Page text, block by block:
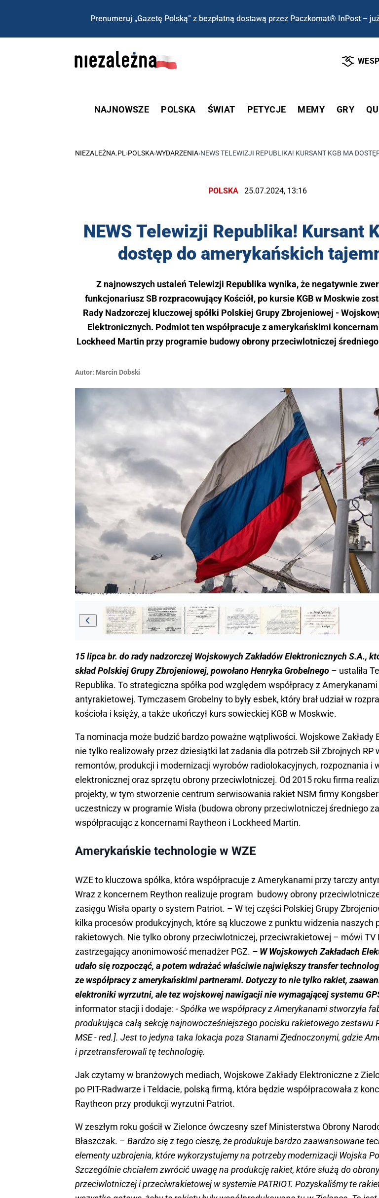
Prenumeruj „Gazetę Polską” z bezpłatną dostawą przez Paczkomat® InPost –
NAJNOWSZE POLSKA ŚWIAT PETYCJE MEMY GRY
NIEZALEŻNA.PL ›POLSKA›WYDARZENIA›NEWS TELEWIZJI REPUBLIKA! KURSANT KGB MA
POLSKA 25.07.2024, 13:16
NEWS Telewizji Republika! Kursant
dostęp do amerykańskich
Z najnowszych ustaleń Telewizji Republika wynika, że negatywnie
funkcjonariusz SB rozpracowujący Kościół, po kursie KGB w Moskwie
Rady Nadzorczej kluczowej spółki Polskiej Grupy Zbrojeniowej -
Elektronicznych. Podmiot ten współpracuje z amerykańskimi
Lockheed Martin przy programie budowy obrony przeciwlotniczej średniego
Autor: Marcin Dobski
Szykuje się powtórka z resetu?
15 lipca br. do rady nadzorczej Wojskowych Zakładów Elektronicznych S.A.,
skład Polskiej Grupy Zbrojeniowej, powołano Henryka Grobelnego – ustaliła
Republika. To strategiczna spółka pod względem współpracy z
antyrakietowej. Tymczasem Grobelny to były esbek, który brał udział w
kościoła i księży, a także ukończył kurs sowieckiej KGB w Moskwie.
Ta nominacja może budzić bardzo poważne wątpliwości. Wojskowe Zakłady
nie tylko realizowały przez dziesiątki lat zadania dla potrzeb Sił Zbrojnych RP
remontów, produkcji i modernizacji wyrobów radiolokacyjnych, rozpoznania i
elektronicznej oraz sprzętu obrony przeciwlotniczej. Od 2015 roku firma
projekty, w tym stworzenie centrum serwisowania rakiet NSM firmy
uczestniczy w programie Wisła (budowa obrony przeciwlotniczej średniego
współpracując z koncernami Raytheon i Lockheed Martin.
Amerykańskie technologie w WZE
WZE to kluczowa spółka, która współpracuje z Amerykanami przy tarczy
Wraz z koncernem Reython realizuje program budowy obrony
zasięgu Wisła oparty o system Patriot. – W tej części Polskiej Grupy
kilka procesów produkcyjnych, które są kluczowe z punktu widzenia naszych
rakietowych. Nie tylko obrony przeciwlotniczej, przeciwrakietowej – mówi TV
zastrzegający anonimowość menadżer PGZ. – W Wojskowych Zakładach
udało się rozpocząć, a potem wdrażać właściwie największy transfer
ze współpracy z amerykańskimi partnerami. Dotyczy to nie tylko rakiet,
elektroniki wyrzutni, ale tez wojskowej nawigacji nie wymagającej systemu
informator stacji i dodaje: - Spółka we współpracy z Amerykanami stworzyła
produkująca całą sekcję najnowocześniejszego pocisku rakietowego zestawu
MSE - red.]. Jest to jedyna taka lokacja poza Stanami Zjednoczonymi, gdzie
i przetransferowali tę technologię.
Jak czytamy w branżowych mediach, Wojskowe Zakłady Elektroniczne z
po PIT-Radwarze i Teldacie, polską firmą, która będzie współpracowała z
Raytheon przy produkcji wyrzutni Patriot.
W zeszłym roku gościł w Zielonce ówczesny szef Ministerstwa Obrony
Błaszczak. – Bardzo się z tego cieszę, że produkuje bardzo zaawansowane
elementy uzbrojenia, które wykorzystujemy na potrzeby modernizacji Wojska
Szczególnie chciałem zwrócić uwagę na produkcję rakiet, które służą do obrony
przeciwlotniczej i przeciwrakietowej w systemie PATRIOT. Pozyskaliśmy te